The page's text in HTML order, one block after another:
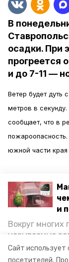
Сайт использует
посетителей.
и
Вокруг многих
называемые
снижающие
газов на
В
осадки. При
прогреется
и до 7-11 —
Ветер будет дуть
метров в
сообщает, что в
южной части
осадки
отметки 8-10
Кроме этого 2
достигнет 7-10